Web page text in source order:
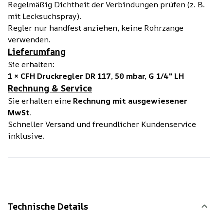
Regelmäßig Dichtheit der Verbindungen prüfen (z. B.
mit Lecksuchspray).
Regler nur handfest anziehen, keine Rohrzange
verwenden.
Lieferumfang
Sie erhalten:
1 × CFH Druckregler DR 117, 50 mbar, G 1/4" LH
Rechnung & Service
Sie erhalten eine Rechnung mit ausgewiesener
MwSt.
Schneller Versand und freundlicher Kundenservice
inklusive.
Technische Details